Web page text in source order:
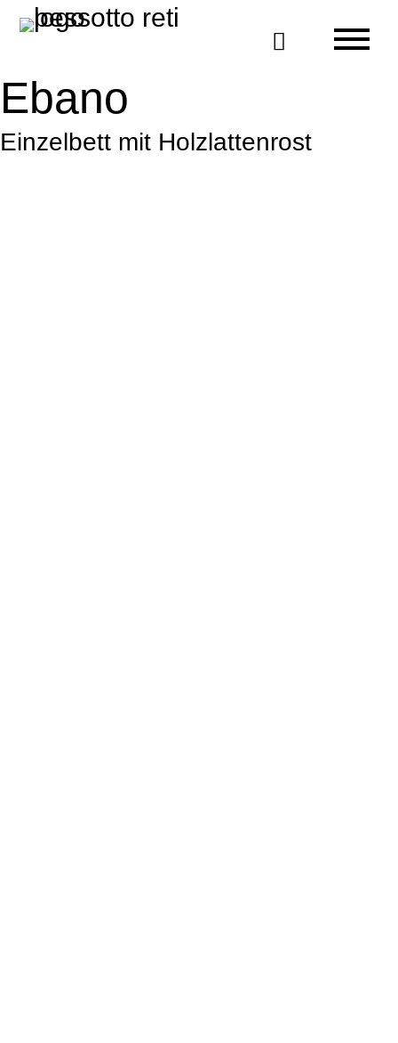

Ebano
Einzelbett mit Holzlattenrost